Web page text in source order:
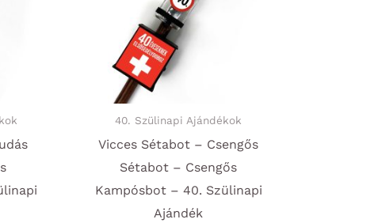
40. Szülinapi Ajándékok
Vicces Sétabot – Csengős
Sétabot – Csengős
Kampósbot – 40. Szülinapi
Ajándék